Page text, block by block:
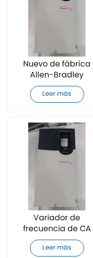
Nuevo de fábrica
Allen-Bradley
20F11FC5P0JA0NNNNN
variador de
Leer más
Variador de
frecuencia de CA
Allen-Bradley
20F11FD014AA0NNNNN
Leer más